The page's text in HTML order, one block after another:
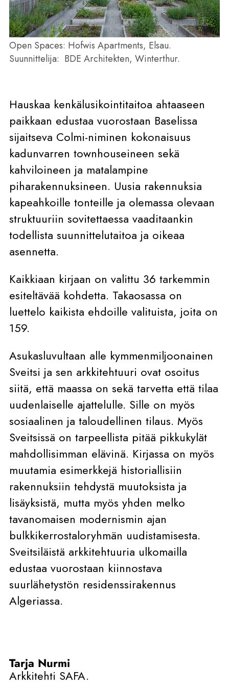
Open Spaces: Hofwis Apartments, Elsau.
Suunnittelija: BDE Architekten, Winterthur.
Hauskaa kenkälusikointitaitoa ahtaaseen
paikkaan edustaa vuorostaan Baselissa
sijaitseva Colmi-niminen kokonaisuus
kadunvarren townhouseineen sekä
kahviloineen ja matalampine
piharakennuksineen. Uusia rakennuksia
kapeahkoille tonteille ja olemassa olevaan
struktuuriin sovitettaessa vaaditaankin
todellista suunnittelutaitoa ja oikeaa
asennetta.
Kaikkiaan kirjaan on valittu 36 tarkemmin
esiteltävää kohdetta. Takaosassa on
luettelo kaikista ehdoille valituista, joita on
159.
Asukasluvultaan alle kymmenmiljoonainen
Sveitsi ja sen arkkitehtuuri ovat osoitus
siitä, että maassa on sekä tarvetta että tilaa
uudenlaiselle ajattelulle. Sille on myös
sosiaalinen ja taloudellinen tilaus. Myös
Sveitsissä on tarpeellista pitää pikkukylät
mahdollisimman elävinä. Kirjassa on myös
muutamia esimerkkejä historiallisiin
rakennuksiin tehdystä muutoksista ja
lisäyksistä, mutta myös yhden melko
tavanomaisen modernismin ajan
bulkkikerrostaloryhmän uudistamisesta.
Sveitsiläistä arkkitehtuuria ulkomailla
edustaa vuorostaan kiinnostava
suurlähetystön residenssirakennus
Algeriassa.
Tarja Nurmi
Arkkitehti SAFA.